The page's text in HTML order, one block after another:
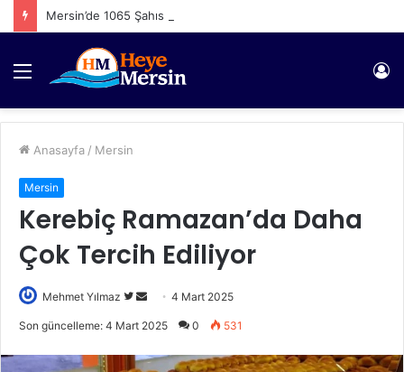
Mersin’de 1065 Şahıs Yakalandı
Menü
Anasayfa / Mersin
Mersin
Kerebiç Ramazan’da Daha
Çok Tercih Ediliyor
Mehmet Yılmaz
Twitter'da
Bir
göndermek
4 Mart 2025
Son güncelleme: 4 Mart 2025 0 531